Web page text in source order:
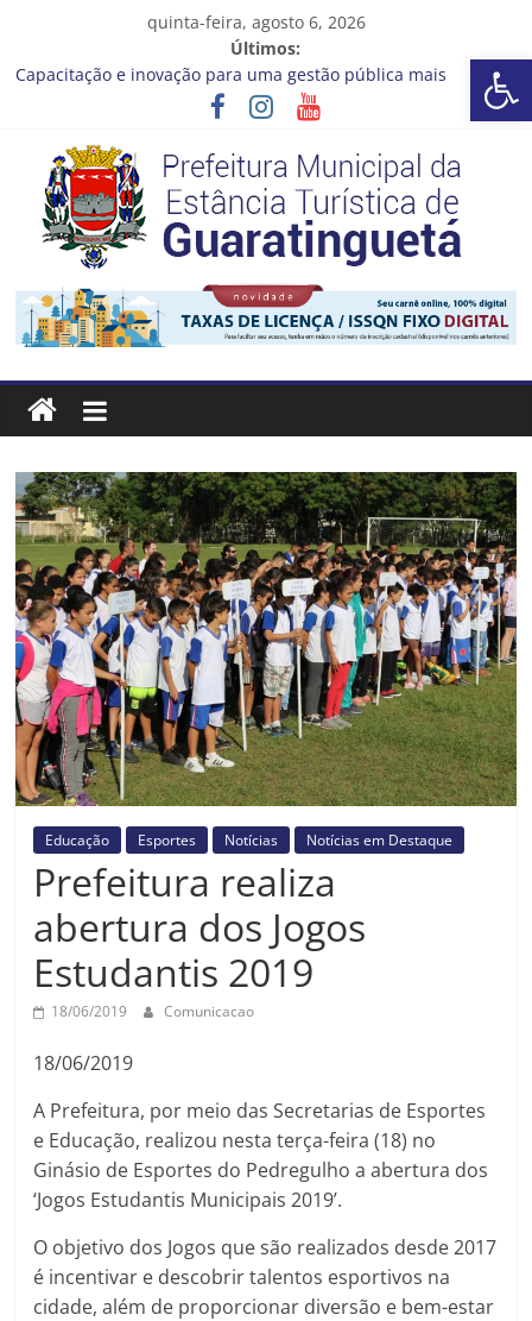
Barra de Ferramentas Aberta
quinta-feira, agosto 6, 2026
Últimos:
Capacitação e inovação para uma gestão pública mais
Seu próximo emprego pode estar mais perto do que você
imagina
Novo curso no Qualifica Guará
Prefeitura de Guaratinguetá divulga novo cronograma dos
editais da PNAB
Guaratinguetá realizará ação de vacinação contra a Febre
Amarela na região da Rocinha
Prefeitura
Estância
Turística
Guaratinguetá
Prefeitura
Estância
Turística
Guaratinguetá
Educação Esportes Notícias Notícias em Destaque
Prefeitura realiza
abertura dos Jogos
Estudantis 2019
18/06/2019 Comunicacao
18/06/2019
A Prefeitura, por meio das Secretarias de Esportes
e Educação, realizou nesta terça-feira (18) no
Ginásio de Esportes do Pedregulho a abertura dos
‘Jogos Estudantis Municipais 2019’.
O objetivo dos Jogos que são realizados desde 2017
é incentivar e descobrir talentos esportivos na
cidade, além de proporcionar diversão e bem-estar